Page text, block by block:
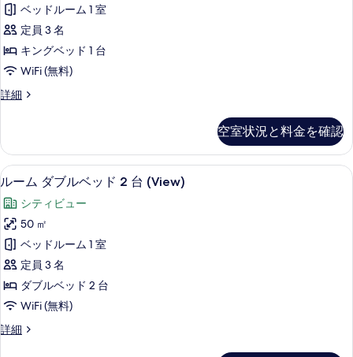
真
を
表
示
す
ビ
ュ
ー
の
す
の
写
真
を
表
示
す
る
ガ
ー
デ
ン
ビ
ー
細
ン
グ
ベ
ッ
ド
台
ガ
ー
デ
ン
ビ
ュ
ー
の
す
ベッドルーム 1 室
定員 3 名
キングベッド 1 台
WiFi (無料)
詳細
ル
ン
グ
ベ
ド
台
ガ
ー
デ
ン
ビ
ー
空室状況と料金を確認
ル
ー
ム
ダ
ブ
ル
ベ
ッ
ド
エジプト綿のシーツ、高級寝具、ミ
12
ルーム ダブルベッド 2 台 (View)
シティビュー
50 ㎡
ベッドルーム 1 室
定員 3 名
ダブルベッド 2 台
WiFi (無料)
詳細
ル